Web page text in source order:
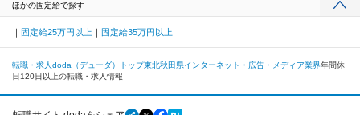
ほかの固定給で探す
固定給25万円以上 固定給35万円以上
転職・求人doda（デューダ）トップ東北秋田県インターネット・広告・メディア業界年間休
日120日以上の転職・求人情報